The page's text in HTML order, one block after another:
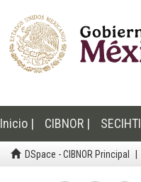
Inicio | CIBNOR | SECIHTI
DSpace - CIBNOR Principal